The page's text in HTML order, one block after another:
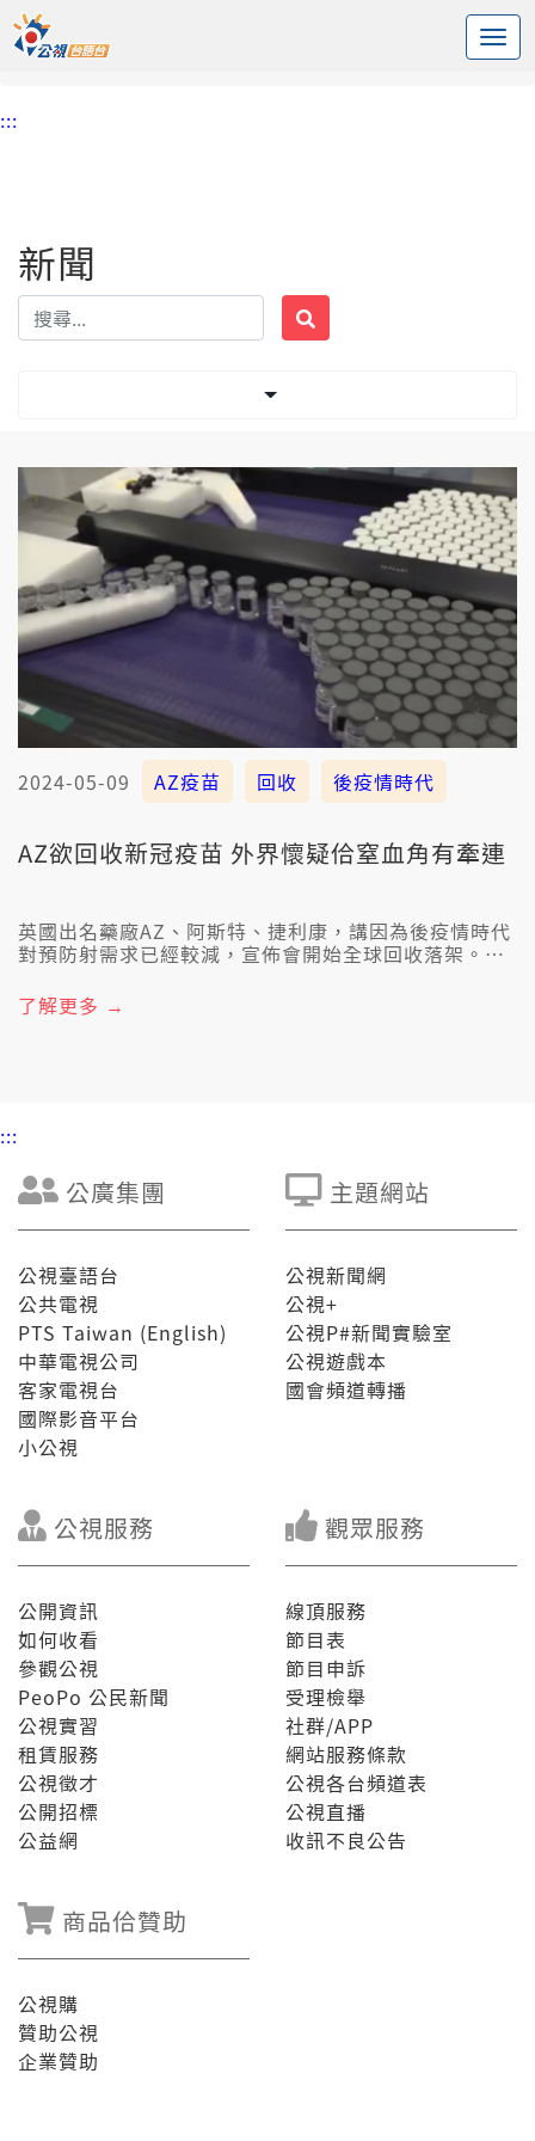
中央內容區塊
頭頁
:::
新聞
2024-05-09 AZ疫苗 回收 後疫情時代
AZ欲回收新冠疫苗 外界懷疑佮窒血角有牽連
英國出名藥廠AZ、阿斯特、捷利康，講因為後疫情時代
對預防射需求已經較減，宣佈會開始全球回收落架。另
生血角、造成血路袂通。外界咧臆，IN咧回收就是和這
件代誌有關係。
了解更多 →
:::
公廣集團
公視臺語台
公共電視
PTS Taiwan (English)
中華電視公司
客家電視台
國際影音平台
小公視
主題網站
公視新聞網
公視+
公視P#新聞實驗室
公視遊戲本
國會頻道轉播
公視服務
公開資訊
如何收看
參觀公視
PeoPo 公民新聞
公視實習
租賃服務
公視徵才
公開招標
公益網
觀眾服務
線頂服務
節目表
節目申訴
受理檢舉
社群/APP
網站服務條款
公視各台頻道表
公視直播
收訊不良公告
商品佮贊助
公視購
贊助公視
企業贊助